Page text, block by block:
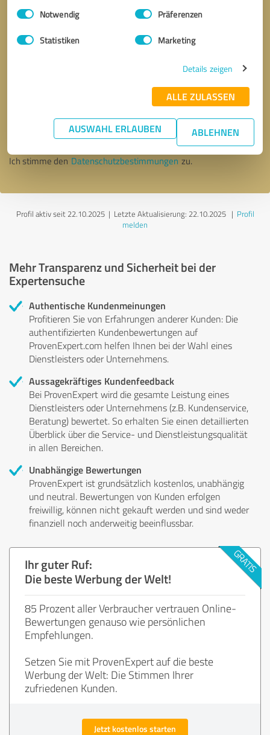
Impressum Datenschutzbestimmungen
Einwilligungsauswahl
Notwendig Präferenzen
Statistiken Marketing
Details zeigen
ALLE ZULASSEN
AUSWAHL ERLAUBEN ABLEHNEN
* Erforderliche Angaben
Nachricht senden
Ich stimme den Datenschutzbestimmungen zu.
Profil aktiv seit 22.10.2025 | Letzte Aktualisierung: 22.10.2025| Profil
melden
Mehr Transparenz und Sicherheit bei der
Expertensuche
Authentische Kundenmeinungen
Profitieren Sie von Erfahrungen anderer Kunden: Die
authentifizierten Kundenbewertungen auf
ProvenExpert.com helfen Ihnen bei der Wahl eines
Dienstleisters oder Unternehmens.
Aussagekräftiges Kundenfeedback
Bei ProvenExpert wird die gesamte Leistung eines
Dienstleisters oder Unternehmens (z.B. Kundenservice,
Beratung) bewertet. So erhalten Sie einen detaillierten
Überblick über die Service- und Dienstleistungsqualität
in allen Bereichen.
Unabhängige Bewertungen
ProvenExpert ist grundsätzlich kostenlos, unabhängig
und neutral. Bewertungen von Kunden erfolgen
freiwillig, können nicht gekauft werden und sind weder
finanziell noch anderweitig beeinflussbar.
Ihr guter Ruf:
Die beste Werbung der Welt!
85 Prozent aller Verbraucher vertrauen Online-
Bewertungen genauso wie persönlichen
Empfehlungen.
Setzen Sie mit ProvenExpert auf die beste
Werbung der Welt: Die Stimmen Ihrer
zufriedenen Kunden.
Jetzt kostenlos starten